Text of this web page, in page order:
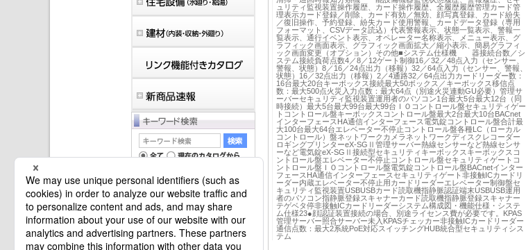
ュリティ監視装置操作履歴、カード操作履歴、全履歴履歴管理カード管
理表示カード登録／削除、カード有効／無効、顔写真登録、カード紛失
／復旧操作、予約登録、紛失カード使用警報、カードデータ登録（専用
フォーマット、CSVデータ読込）代表警報表示、状態一覧表示、警報一
覧表示、通行イベント表示、オペレーター名称表示、メニュー表示、グ
ラフィック画面表示、グラフィック画面拡大／縮小表示、簡易グラフィ
ック画面変更（オプション）その他■システム仕様機 器接続台数／シ
ステム接続負荷点数4／8／12ゲート制御16／32／48点入力（センサー、
警報、状態）8／16／24点出力（移報）32／64点入力（センサー、警報、
状態）16／32点出力（移報）2／4通路32／64点出力カードリーダー数：
16台最大20台キーボックス接続最大50ボックス／キーボックス移信点
数：最大500点火災入力点数：最大64点（別途火災連動GU必要）管理サ
ーバーセキュリティ監視装置運用者のパソコン1台最大5台最大12台（同
時接続）最大5台最大99台最大99台ＩＯコントロール盤セキュリティゲー
トコントロール盤キーボックスコントロール盤最大2台最大10台BACnet
インターフェースHA通信インターフェース電気錠コントロール盤合計最
大100台最大64台エレベーター不停止コントロール盤各種LC（ローカル
コントロール）盤ネットワークカメラネットワークディスクレコーダー
ロギングプリンターeX-SGⅡ管理サーバー熱線センサーなど熱線センサ
ーなど電気錠eX-SGⅡ接続型セキュリティキーボックスキーボックスコ
ントロール盤エレベーター不停止コントロール盤セキュリティゲートコ
ントロール盤ＩＯコントロール盤電気錠コントロール盤BACnetインター
フェースHA通信インターフェースセキュリティゲート非接触ICカードリ
ーダー内蔵エレベーター不停止用カードリーダーエレベーター制御盤セ
キュリティ監視装置USBUSBカード読取機指静脈認証端末USBUSB運用
者のパソコン指静脈登録スキャナーカード読取機指静脈登録スキャナー
テゲベタ停非接触ICカードリーダーシステム構成図・機能仕様・システ
ム仕様23●顔認証装置接続の場合、別途ライセンス費が必要です。KPAS
管理サーバー照合サーバー未入KPASチェッカー非接触ICカードリーダー
通信点数：最大2系統PoE対応スイッチングHUB統合型セキュリティシス
テム
マイバインダーは空です。